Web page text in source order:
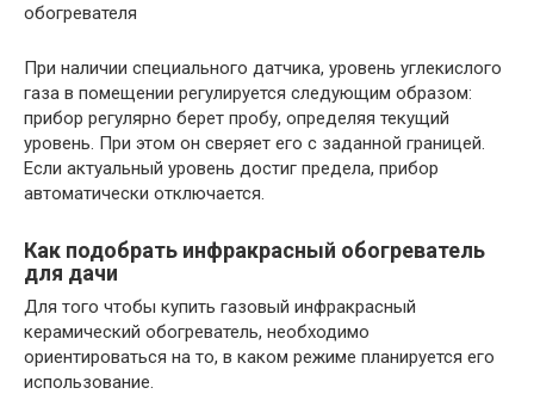
обогревателя
При наличии специального датчика, уровень углекислого
газа в помещении регулируется следующим образом:
прибор регулярно берет пробу, определяя текущий
уровень. При этом он сверяет его с заданной границей.
Если актуальный уровень достиг предела, прибор
автоматически отключается.
Как подобрать инфракрасный обогреватель
для дачи
Для того чтобы купить газовый инфракрасный
керамический обогреватель, необходимо
ориентироваться на то, в каком режиме планируется его
использование.